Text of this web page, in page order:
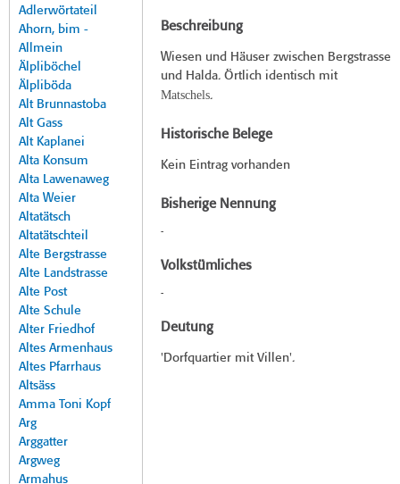
Adlerwörtateil
Ahorn, bim -
Allmein
Älpliböchel
Älpliböda
Alt Brunnastoba
Alt Gass
Alt Kaplanei
Alta Konsum
Alta Lawenaweg
Alta Weier
Altatätsch
Altatätschteil
Alte Bergstrasse
Alte Landstrasse
Alte Post
Alte Schule
Alter Friedhof
Altes Armenhaus
Altes Pfarrhaus
Altsäss
Amma Toni Kopf
Arg
Arggatter
Argweg
Armahus
Beschreibung
Wiesen und Häuser zwischen Bergstrasse
und Halda. Örtlich identisch mit
Matschels.
Historische Belege
Kein Eintrag vorhanden
Bisherige Nennung
-
Volkstümliches
-
Deutung
'Dorfquartier mit Villen'.